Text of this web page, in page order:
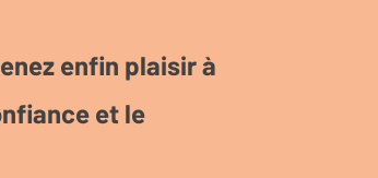
enfin plaisir à
et le